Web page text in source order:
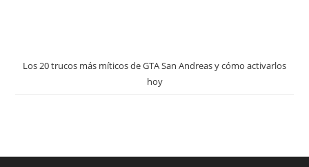
Los 20 trucos más míticos de GTA San Andreas y cómo activarlos
hoy